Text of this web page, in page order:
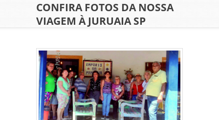
CONFIRA FOTOS DA NOSSA
VIAGEM À JURUAIA SP